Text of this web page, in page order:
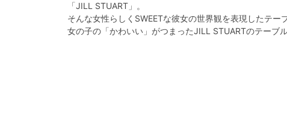
「JILL STUART」。
そんな女性らしくSWEETな彼女の世界観を表現したテー
女の子の「かわいい」がつまったJILL STUARTのテーブ